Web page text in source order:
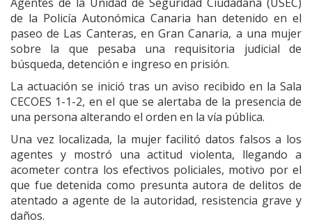
de la Policía Autonómica Canaria han detenido en el
paseo de Las Canteras, en Gran Canaria, a una mujer
sobre la que pesaba una requisitoria judicial de
búsqueda, detención e ingreso en prisión.
La actuación se inició tras un aviso recibido en la Sala
CECOES 1-1-2, en el que se alertaba de la presencia de
una persona alterando el orden en la vía pública.
Una vez localizada, la mujer facilitó datos falsos a los
agentes y mostró una actitud violenta, llegando a
acometer contra los efectivos policiales, motivo por el
que fue detenida como presunta autora de delitos de
atentado a agente de la autoridad, resistencia grave y
daños.